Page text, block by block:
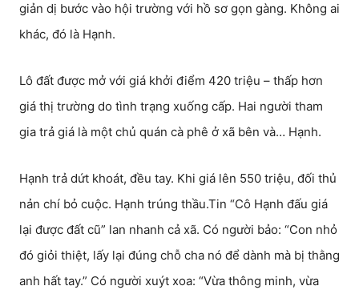
giản dị bước vào hội trường với hồ sơ gọn gàng. Không ai
khác, đó là Hạnh.
Lô đất được mở với giá khởi điểm 420 triệu – thấp hơn
giá thị trường do tình trạng xuống cấp. Hai người tham
gia trả giá là một chủ quán cà phê ở xã bên và… Hạnh.
Hạnh trả dứt khoát, đều tay. Khi giá lên 550 triệu, đối thủ
nản chí bỏ cuộc. Hạnh trúng thầu.Tin “Cô Hạnh đấu giá
lại được đất cũ” lan nhanh cả xã. Có người bảo: “Con nhỏ
đó giỏi thiệt, lấy lại đúng chỗ cha nó để dành mà bị thằng
anh hất tay.” Có người xuýt xoa: “Vừa thông minh, vừa